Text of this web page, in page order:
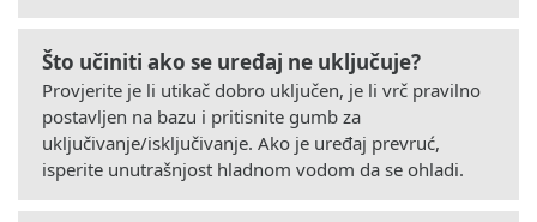
Što učiniti ako se uređaj ne uključuje?
Provjerite je li utikač dobro uključen, je li vrč pravilno
postavljen na bazu i pritisnite gumb za
uključivanje/isključivanje. Ako je uređaj prevruć,
isperite unutrašnjost hladnom vodom da se ohladi.